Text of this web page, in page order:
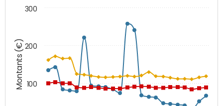
Montants (€) 100
200
300